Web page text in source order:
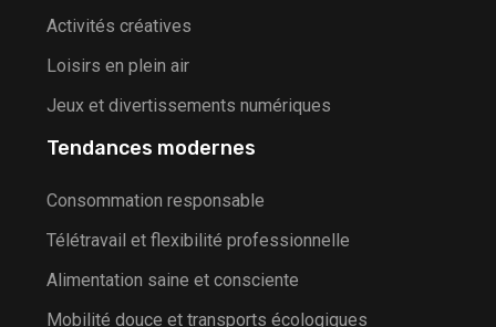
Activités créatives
Loisirs en plein air
Jeux et divertissements numériques
Tendances modernes
Consommation responsable
Télétravail et flexibilité professionnelle
Alimentation saine et consciente
Mobilité douce et transports écologiques